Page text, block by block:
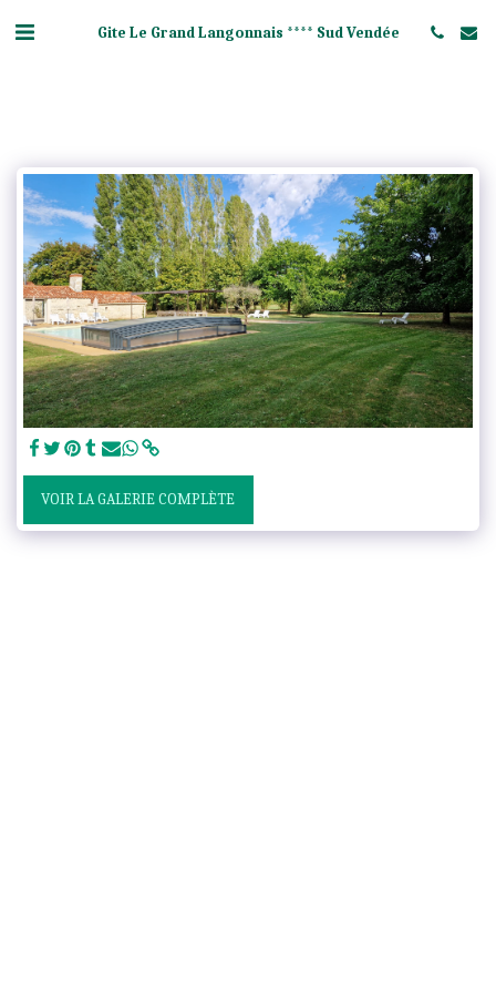
Gite Le Grand Langonnais **** Sud Vendée
VOIR LA GALERIE COMPLÈTE